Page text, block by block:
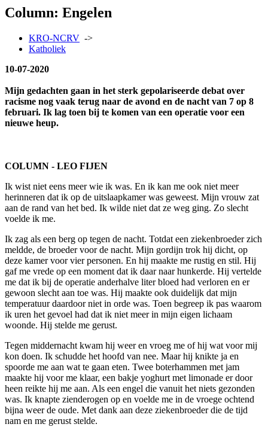
Column: Engelen
KRO-NCRV ->
Katholiek
10-07-2020
Mijn gedachten gaan in het sterk gepolariseerde debat over
racisme nog vaak terug naar de avond en de nacht van 7 op 8
februari. Ik lag toen bij te komen van een operatie voor een
nieuwe heup.
COLUMN - LEO FIJEN
Ik wist niet eens meer wie ik was. En ik kan me ook niet meer
herinneren dat ik op de uitslaapkamer was geweest. Mijn vrouw zat
aan de rand van het bed. Ik wilde niet dat ze weg ging. Zo slecht
voelde ik me.
Ik zag als een berg op tegen de nacht. Totdat een ziekenbroeder zich
meldde, de broeder voor de nacht. Mijn gordijn trok hij dicht, op
deze kamer voor vier personen. En hij maakte me rustig en stil. Hij
gaf me vrede op een moment dat ik daar naar hunkerde. Hij vertelde
me dat ik bij de operatie anderhalve liter bloed had verloren en er
gewoon slecht aan toe was. Hij maakte ook duidelijk dat mijn
temperatuur daardoor niet in orde was. Toen begreep ik pas waarom
ik uren het gevoel had dat ik niet meer in mijn eigen lichaam
woonde. Hij stelde me gerust.
Tegen middernacht kwam hij weer en vroeg me of hij wat voor mij
kon doen. Ik schudde het hoofd van nee. Maar hij knikte ja en
spoorde me aan wat te gaan eten. Twee boterhammen met jam
maakte hij voor me klaar, een bakje yoghurt met limonade er door
heen reikte hij me aan. Als een engel die vanuit het niets gezonden
was. Ik knapte zienderogen op en voelde me in de vroege ochtend
bijna weer de oude. Met dank aan deze ziekenbroeder die de tijd
nam en me gerust stelde.